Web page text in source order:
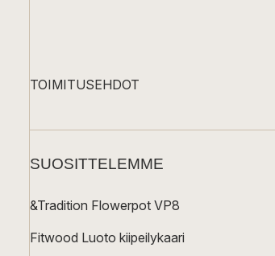
TOIMITUSEHDOT
SUOSITTELEMME
&Tradition Flowerpot VP8
Fitwood Luoto kiipeilykaari